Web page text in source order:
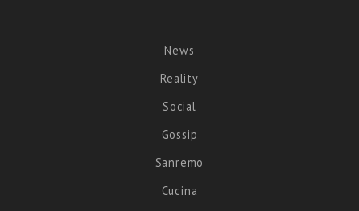
News
Reality
Social
Gossip
Sanremo
Cucina